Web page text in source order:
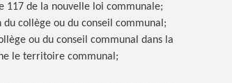
117 de la nouvelle loi communale;
collège ou du conseil communal;
ou du conseil communal dans la
le territoire communal;